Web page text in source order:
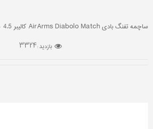
ساچمه تفنگ بادی AirArms Diabolo Match کالیبر 4.5 - 8.02 گرین
بازدید :3324